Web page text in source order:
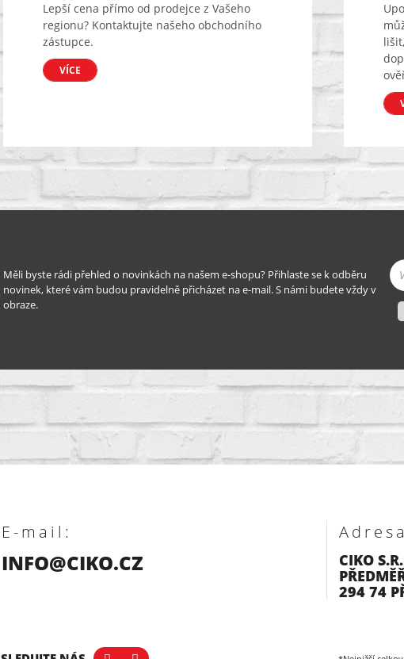
Lepší cena přímo od prodejce z Vašeho
regionu? Kontaktujte našeho obchodního
zástupce.
VÍCE
Měli byste rádi přehled o novinkách na našem e-shopu? Přihlaste se k odběru
novinek, které vám budou pravidelně přicházet na e-mail. S námi budete vždy v
obraze.
E-mail:
INFO@CIKO.CZ
CIKO
294 74